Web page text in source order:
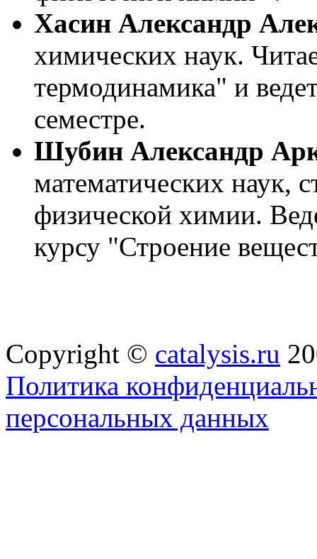
Хасин Александр
химических наук.
термодинамика" и
семестре.
Шубин Александр
математических наук,
физической химии.
курсу "Строение
Copyright © catalysis.ru
Политика
персональных данных